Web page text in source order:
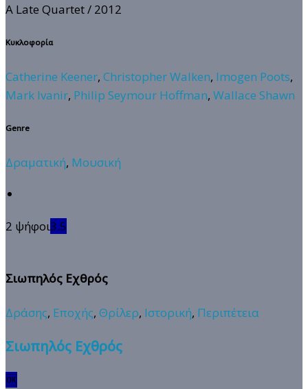
A Late Quartet/ 2012
Κυκλοφορία
Catherine Keener, Christopher Walken, Imogen Poots,
Mark Ivanir, Philip Seymour Hoffman, Wallace Shawn
Genre
Δραματική, Μουσική
2 ψήφοι3.5
Σιωπηλός Εχθρός
Δράσης, Εποχής, Θρίλερ, Ιστορική, Περιπέτεια
Σιωπηλός Εχθρός
🆗